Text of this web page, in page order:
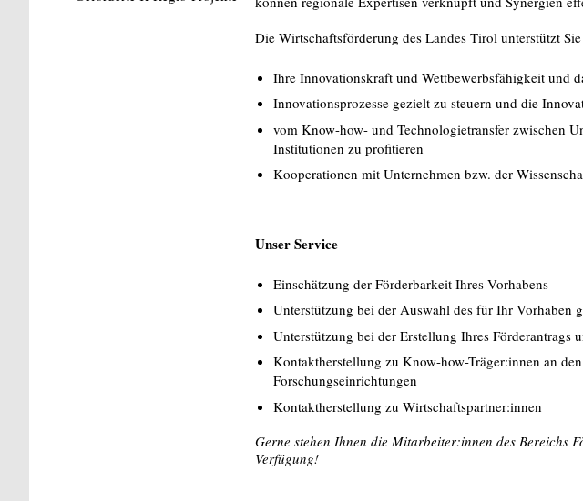
Die Wirtschaftsförderung des Landes Tirol unterstützt
Ihre Innovationskraft und Wettbewerbsfähigkeit und
Innovationsprozesse gezielt zu steuern und die
vom Know-how- und Technologietransfer zwischen
Institutionen zu profitieren
Kooperationen mit Unternehmen bzw. der
Unser Service
Einschätzung der Förderbarkeit Ihres Vorhabens
Unterstützung bei der Auswahl des für Ihr Vorhaben
Unterstützung bei der Erstellung Ihres Förderantrags
Kontaktherstellung zu Know-how-Träger:innen an
Forschungseinrichtungen
Kontaktherstellung zu Wirtschaftspartner:innen
Gerne stehen Ihnen die Mitarbeiter:innen des Bereichs
Verfügung!